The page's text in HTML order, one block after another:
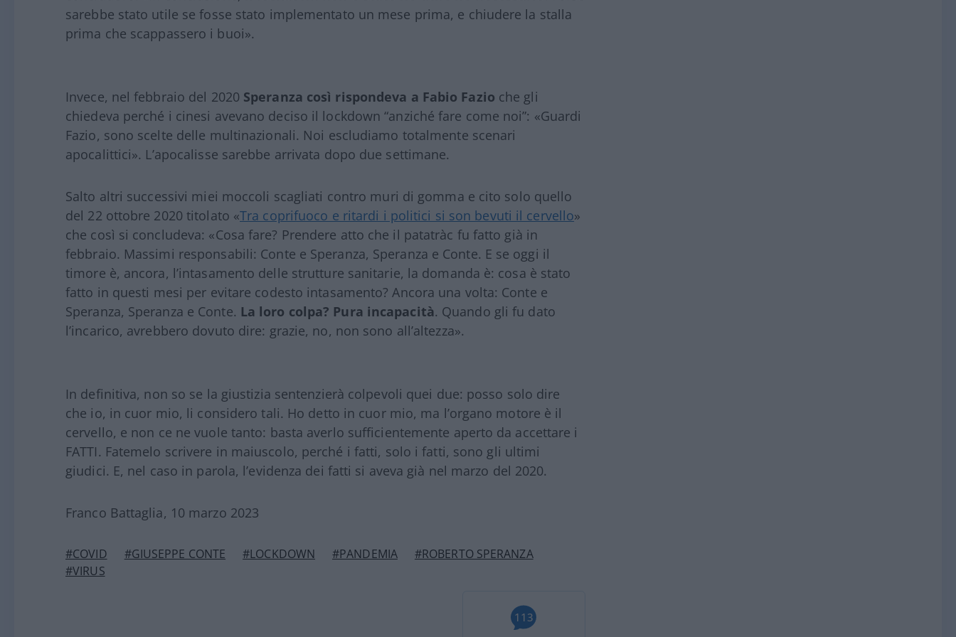
sarebbe stato utile se fosse stato implementato un mese prima, e chiudere la stalla
prima che scappassero i buoi».
Invece, nel febbraio del 2020 Speranza così rispondeva a Fabio Fazio che gli
chiedeva perché i cinesi avevano deciso il lockdown “anziché fare come noi”: «Guardi
Fazio, sono scelte delle multinazionali. Noi escludiamo totalmente scenari
apocalittici». L’apocalisse sarebbe arrivata dopo due settimane.
Salto altri successivi miei moccoli scagliati contro muri di gomma e cito solo quello
del 22 ottobre 2020 titolato «Tra coprifuoco e ritardi i politici si son bevuti il cervello»
che così si concludeva: «Cosa fare? Prendere atto che il patatràc fu fatto già in
febbraio. Massimi responsabili: Conte e Speranza, Speranza e Conte. E se oggi il
timore è, ancora, l’intasamento delle strutture sanitarie, la domanda è: cosa è stato
fatto in questi mesi per evitare codesto intasamento? Ancora una volta: Conte e
Speranza, Speranza e Conte. La loro colpa? Pura incapacità. Quando gli fu dato
l’incarico, avrebbero dovuto dire: grazie, no, non sono all’altezza».
In definitiva, non so se la giustizia sentenzierà colpevoli quei due: posso solo dire
che io, in cuor mio, li considero tali. Ho detto in cuor mio, ma l’organo motore è il
cervello, e non ce ne vuole tanto: basta averlo sufficientemente aperto da accettare i
FATTI. Fatemelo scrivere in maiuscolo, perché i fatti, solo i fatti, sono gli ultimi
giudici. E, nel caso in parola, l’evidenza dei fatti si aveva già nel marzo del 2020.
Franco Battaglia, 10 marzo 2023
#COVID #GIUSEPPE CONTE #LOCKDOWN #PANDEMIA
#ROBERTO SPERANZA
#VIRUS
113